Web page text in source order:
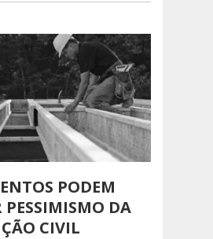
PODEM
PESSIMISMO DA
CIVIL